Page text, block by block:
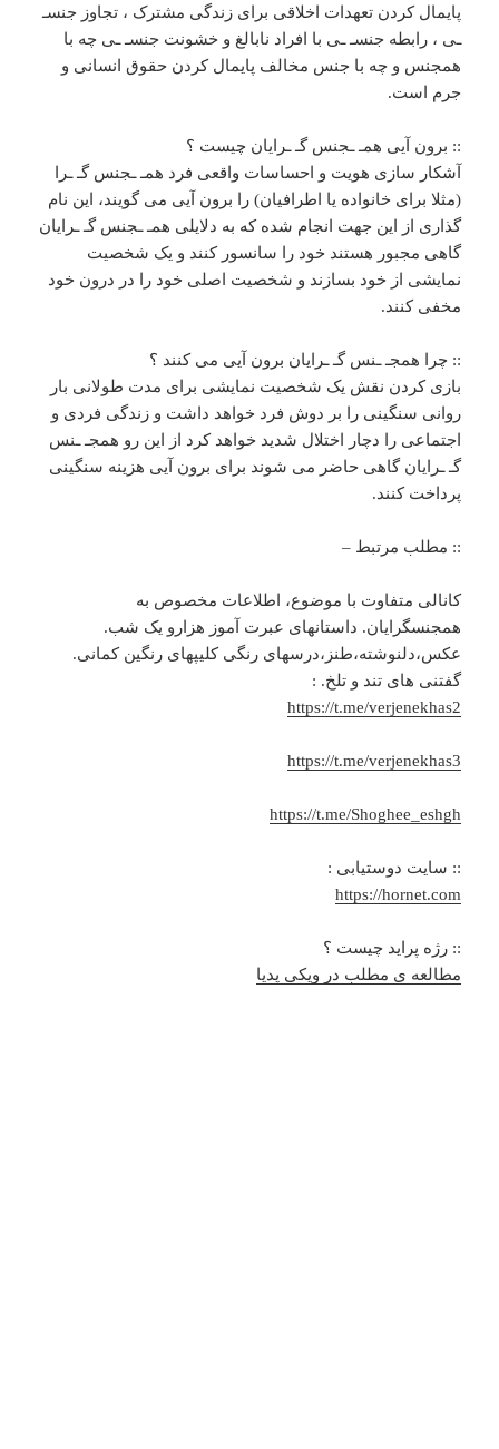
پایمال کردن تعهدات اخلاقی برای زندگی مشترک ، تجاوز جنسـ
ـی ، رابطه جنسـ ـی با افراد نابالغ و خشونت جنسـ ـی چه با
همجنس و چه با جنس مخالف پایمال کردن حقوق انسانی و
جرم است.
:: برون آیی همـ ـجنس گـ ـرایان چیست ؟
آشکار سازی هویت و احساسات واقعی فرد همـ ـجنس گـ ـرا
(مثلا برای خانواده یا اطرافیان) را برون آیی می گویند، این نام
گذاری از این جهت انجام شده که به دلایلی همـ ـجنس گـ ـرایان
گاهی مجبور هستند خود را سانسور کنند و یک شخصیت
نمایشی از خود بسازند و شخصیت اصلی خود را در درون خود
مخفی کنند.
:: چرا همجـ ـنس گـ ـرایان برون آیی می کنند ؟
بازی کردن نقش یک شخصیت نمایشی برای مدت طولانی بار
روانی سنگینی را بر دوش فرد خواهد داشت و زندگی فردی و
اجتماعی را دچار اختلال شدید خواهد کرد از این رو همجـ ـنس
گـ ـرایان گاهی حاضر می شوند برای برون آیی هزینه سنگینی
پرداخت کنند.
:: مطلب مرتبط –
کانالی متفاوت با موضوع، اطلاعات مخصوص به
همجنسگرایان. داستانهای عبرت آموز هزارو یک شب.
عکس،دلنوشته،طنز،درسهای رنگی کلیپهای رنگین کمانی.
گفتنی های تند و تلخ. :
https://t.me/verjenekhas2
https://t.me/verjenekhas3
https://t.me/Shoghee_eshgh
:: سایت دوستیابی :
https://hornet.com
:: رژه پراید چیست ؟
مطالعه ی مطلب در ویکی پدیا